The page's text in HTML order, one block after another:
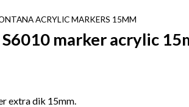
ACRYLIC MARKERS 15MM
marker acrylic
extra dik 15mm.